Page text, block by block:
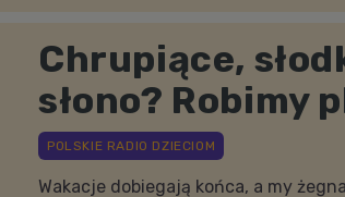
Chrupiące,
słono? Robimy
Wakacje dobiegają końca, a my